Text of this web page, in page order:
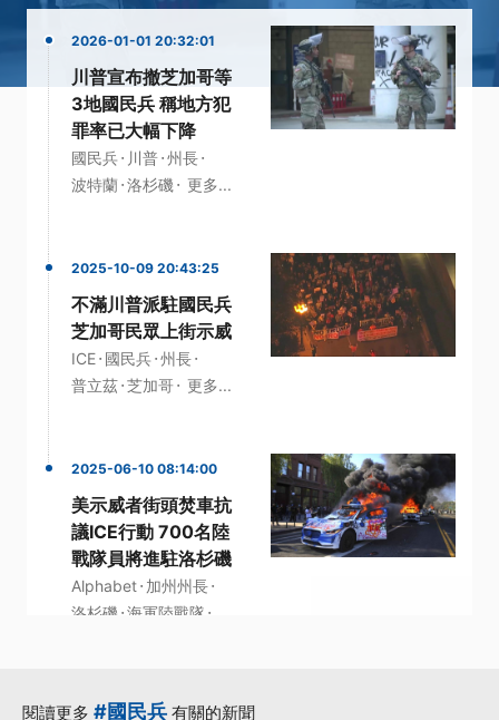
2026-01-01 20:32:01
川普宣布撤芝加哥等
3地國民兵 稱地方犯
罪率已大幅下降
國民兵· 川普·州長·
波特蘭·洛杉磯 · 更多...
2025-10-09 20:43:25
不滿川普派駐國民兵
芝加哥民眾上街示威
ICE· 國民兵·州長·
普立茲·芝加哥· 更多...
2025-06-10 08:14:00
美示威者街頭焚車抗
議ICE行動 700名陸
戰隊員將進駐洛杉磯
Alphabet· 加州州長·
洛杉磯 ·海軍陸戰隊 ·
閱讀更多 #國民兵 有關的新聞